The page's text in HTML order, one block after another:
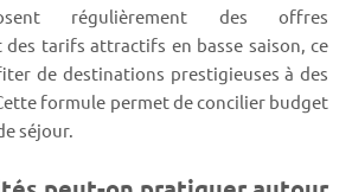
régulièrement des offres
tarifs attractifs en basse saison, ce
de destinations prestigieuses à des
formule permet de concilier budget
séjour.